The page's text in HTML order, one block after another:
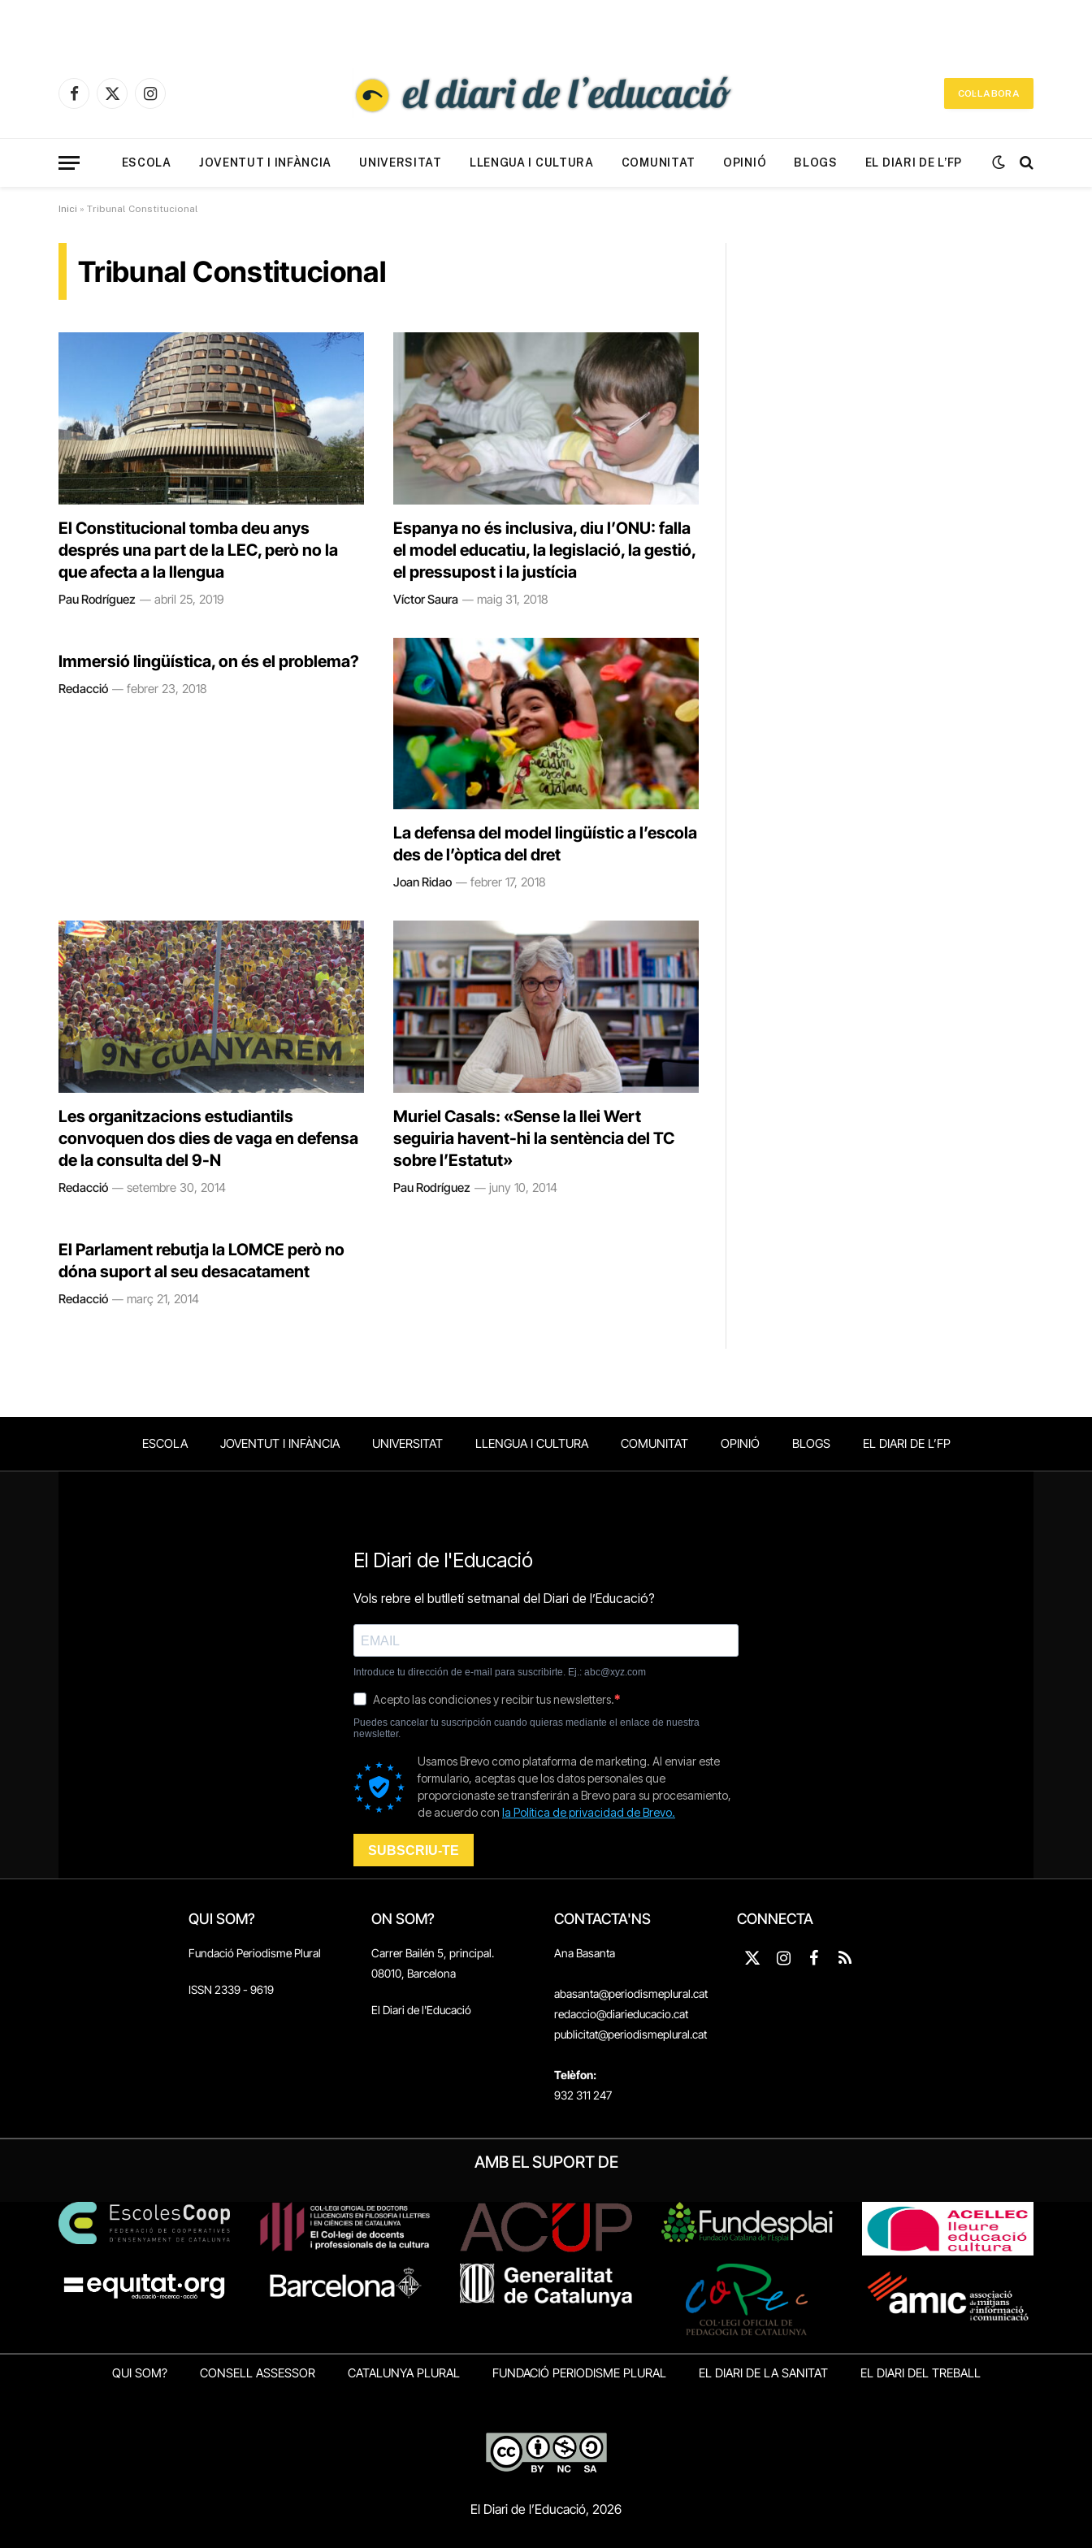
Facebook
X
Instagram
COL·LABORA
ESCOLA JOVENTUT I INFÀNCIA UNIVERSITAT LLENGUA I CULTURA COMUNITAT OPINIÓ BLOGS EL DIARI DE L’FP
Inici » Tribunal Constitucional
Tribunal Constitucional
El Constitucional tomba deu anys
després una part de la LEC, però no la
que afecta a la llengua
Pau Rodríguez abril 25, 2019
Espanya no és inclusiva, diu l’ONU: falla
el model educatiu, la legislació, la gestió,
el pressupost i la justícia
Víctor Saura maig 31, 2018
Immersió lingüística, on és el problema?
Redacció febrer 23, 2018
La defensa del model lingüístic a l’escola
des de l’òptica del dret
Joan Ridao febrer 17, 2018
Les organitzacions estudiantils
convoquen dos dies de vaga en defensa
de la consulta del 9-N
Redacció setembre 30, 2014
Muriel Casals: «Sense la llei Wert
seguiria havent-hi la sentència del TC
sobre l’Estatut»
Pau Rodríguez juny 10, 2014
El Parlament rebutja la LOMCE però no
dóna suport al seu desacatament
Redacció març 21, 2014
ESCOLA JOVENTUT I INFÀNCIA UNIVERSITAT LLENGUA I CULTURA COMUNITAT OPINIÓ BLOGS EL DIARI DE L’FP
QUI SOM?
Fundació Periodisme Plural
ISSN 2339 - 9619
ON SOM?
Carrer Bailén 5, principal.
08010, Barcelona
El Diari de l'Educació
CONTACTA'NS
Ana Basanta
abasanta@periodismeplural.cat
redaccio@diarieducacio.cat
publicitat@periodismeplural.cat
Telèfon:
932 311 247
CONNECTA
X
Instagram
Facebook
RSS
AMB EL SUPORT DE
QUI SOM? CONSELL ASSESSOR CATALUNYA PLURAL FUNDACIÓ PERIODISME PLURAL EL DIARI DE LA SANITAT EL DIARI DEL TREBALL
El Diari de l’Educació, 2026